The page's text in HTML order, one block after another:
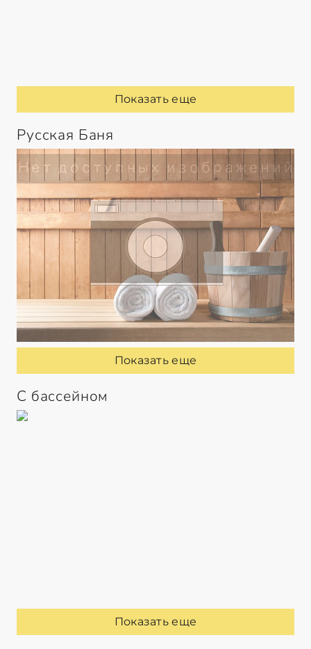
Показать еще
Русская Баня
Показать еще
С бассейном
Показать еще